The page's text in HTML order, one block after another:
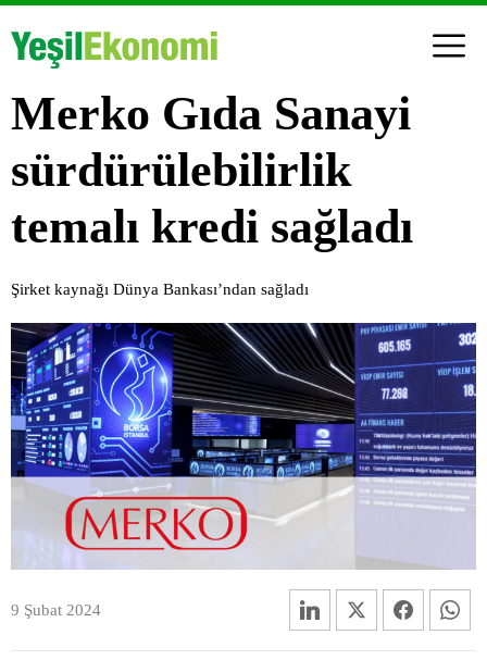
Merko Gıda Sanayi
sürdürülebilirlik
temalı kredi sağladı
Şirket kaynağı Dünya Bankası’ndan sağladı
9 Şubat 2024